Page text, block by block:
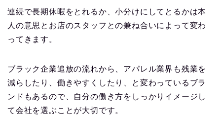
連続で長期休暇をとれるか、小分けにしてとるかは本
人の意思とお店のスタッフとの兼ね合いによって変わ
ってきます。
ブラック企業追放の流れから、アパレル業界も残業を
減らしたり、働きやすくしたり、と変わっているブラ
ンドもあるので、自分の働き方をしっかりイメージし
て会社を選ぶことが大切です。